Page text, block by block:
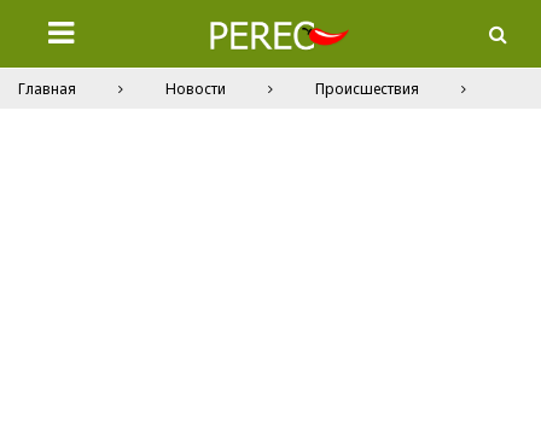
Главная Новости Происшествия